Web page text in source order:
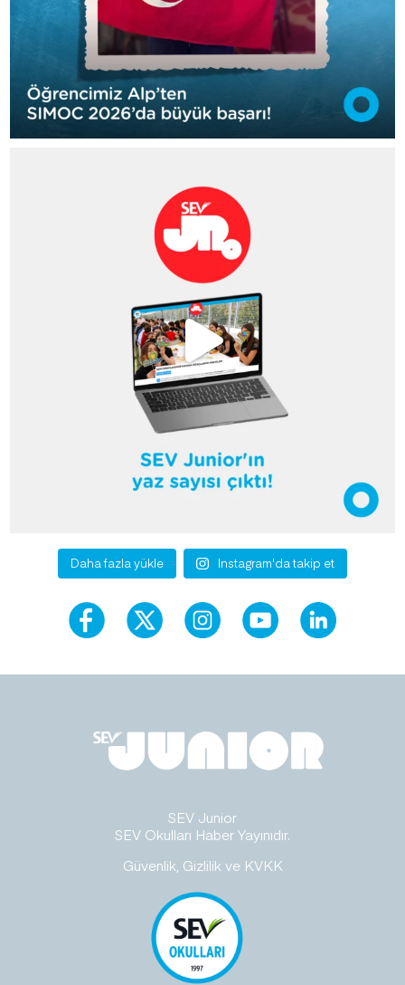
Daha fazla yükle Instagram'da takip et
SEV Junior
SEV Okulları Haber Yayınıdır.
Güvenlik, Gizlilik ve KVKK